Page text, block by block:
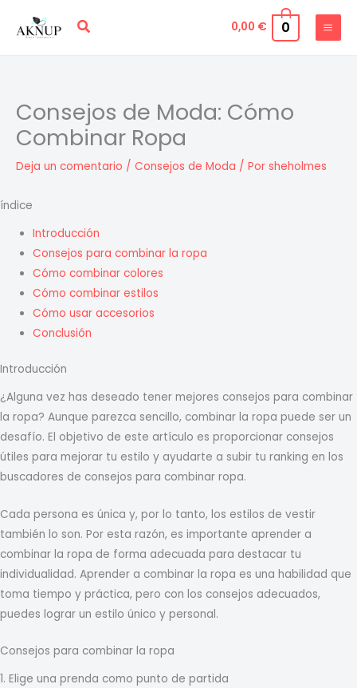
Buscar 0,00 € 0
Consejos de Moda: Cómo
Combinar Ropa
Deja un comentario / Consejos de Moda / Por sheholmes
índice
Introducción
Consejos para combinar la ropa
Cómo combinar colores
Cómo combinar estilos
Cómo usar accesorios
Conclusión
Introducción
¿Alguna vez has deseado tener mejores consejos para combinar
la ropa? Aunque parezca sencillo, combinar la ropa puede ser un
desafío. El objetivo de este artículo es proporcionar consejos
útiles para mejorar tu estilo y ayudarte a subir tu ranking en los
buscadores de consejos para combinar ropa.
Cada persona es única y, por lo tanto, los estilos de vestir
también lo son. Por esta razón, es importante aprender a
combinar la ropa de forma adecuada para destacar tu
individualidad. Aprender a combinar la ropa es una habilidad que
toma tiempo y práctica, pero con los consejos adecuados,
puedes lograr un estilo único y personal.
Consejos para combinar la ropa
1. Elige una prenda como punto de partida